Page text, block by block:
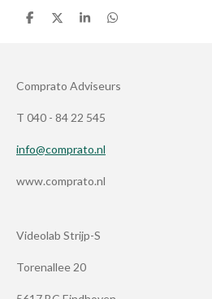
D
D
S
D
Comprato Adviseurs
T 040 - 84 22 545
info@comprato.nl
www.comprato.nl
Videolab Strijp-S
Torenallee 20